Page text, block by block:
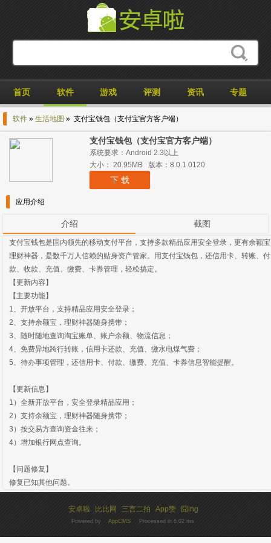
首页 软件 游戏 评测 资讯 专题
软件 » 生活地图 » 支付宝钱包（支付宝官方客户端）
支付宝钱包（支付宝官方客户端）
系统要求：Android 2.3以上
大小： 20.95MB 版本：8.0.1.0120
下 载
应用介绍
介绍 截图
支付宝钱包是国内领先的移动支付平台，支持多款精品应用安全登录，更有余额宝
理财神器，是数千万人信赖的贴身资产管家。用支付宝钱包，还信用卡、转账、付
款、收款、充值、缴费、卡券管理，轻松搞定。
【更新内容】
【主要功能】
1、开放平台，支持精品应用安全登录；
2、支持余额宝，理财神器随身携带；
3、随时随地查询淘宝账单、账户余额、物流信息；
4、免费异地跨行转账，信用卡还款、充值、缴水电煤气费；
5、待办事项管理，还信用卡、付款、缴费、充值、卡券信息智能提醒。
【更新信息】
1）全新开放平台，安全登录精品应用；
2）支持余额宝，理财神器随身携带；
3）按交易方查询资金往来；
4）增加银行网点查询。
【问题修复】
修复已知其他问题。
安卓啦 比比网 三言二拍 App赞 囧ing
Powered by AppCMS Processed in 6.02 ms